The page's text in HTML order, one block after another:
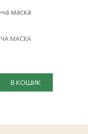
МАСКА
В КОШИК